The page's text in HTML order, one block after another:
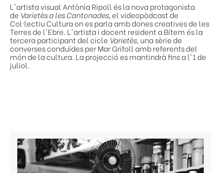
L'artista visual Antònia Ripoll és la nova protagonista
de Varietès a les Cantonades, el videopòdcast de
Col·lectiu Cultura on es parla amb dones creatives de les
Terres de l'Ebre. L'artista i docent resident a Bítem és la
tercera participant del cicle Varietès, una sèrie de
converses conduïdes per Mar Grifoll amb referents del
món de la cultura. La projecció es mantindrà fins a l'1 de
juliol.